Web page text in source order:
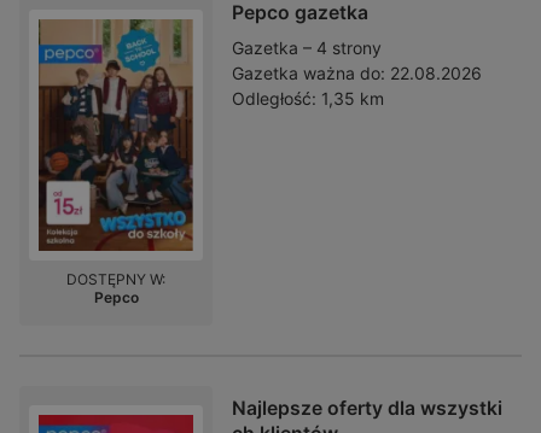
Pepco gazetka
Gazetka – 4 strony
Gazetka ważna do: 22.08.2026
Odległość: 1,35 km
DOSTĘPNY W:
Pepco
Najlepsze oferty dla wszystki